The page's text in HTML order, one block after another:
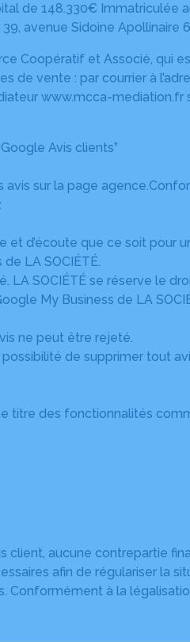
de 148.330€
avenue Sidoine Apollinaire
Coopératif et Associé, qui
vente : par courrier à
www.mcca-
Avis clients”
sur la page
et d’écoute que ce soit
LA SOCIÉTÉ.
SOCIÉTÉ se réserve le
My Business de LA
ne peut être rejeté.
de supprimer tout
titre des fonctionnalités
client, aucune contrepartie
afin de régulariser la
Conformément à la